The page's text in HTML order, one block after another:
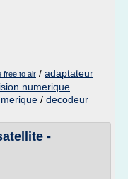
free to air / adaptateur
numerique
/ decodeur
-